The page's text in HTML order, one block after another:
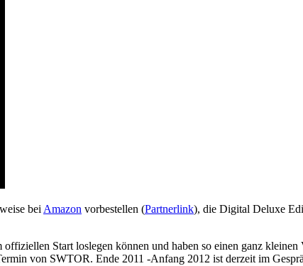
bei Amazon vorbestellen (Partnerlink), die Digital Deluxe
Start loslegen können und haben so einen ganz
von SWTOR. Ende 2011 -Anfang 2012 ist derzeit im